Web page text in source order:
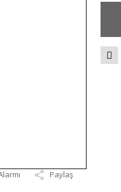
Paylaş